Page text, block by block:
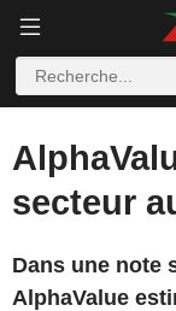
secteur
Dans une note
AlphaValue